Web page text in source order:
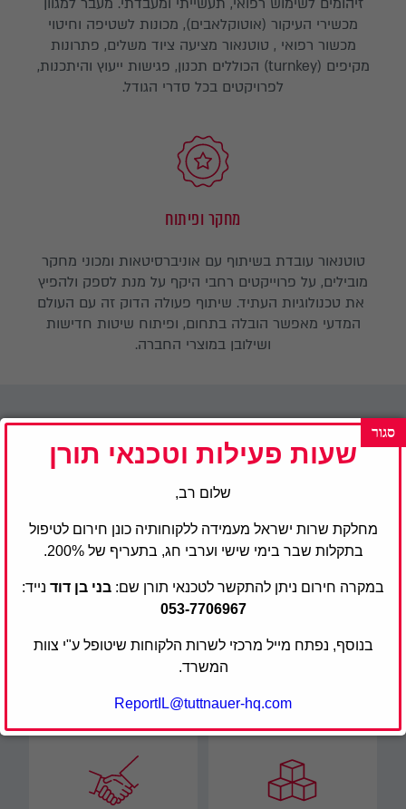
זיהומים לשימוש רפואי, תעשייתי ומעבדתי. מעבר למגוון
מכשירי העיקור (אוטוקלאבים), מכונות לשטיפה וחיטוי
מכשור רפואי , טוטנאור מציעה ציוד משלים, פתרונות
מקיפים (turnkey) הכוללים תכנון, פגישות ייעוץ והיתכנות,
לפרויקטים בכל סדרי הגודל.
מחקר ופיתוח
טוטנאור עובדת בשיתוף עם אוניברסיטאות ומכוני מחקר
מובילים, על פרוייקטים רחבי היקף על מנת לספק ולהפיץ
את טכנולוגיות העתיד. שיתוף פעולה הדוק זה עם העולם
המדעי מאפשר הובלה בתחום, ופיתוח שיטות חדישות
ושילובן במוצרי החברה.
שליחות וערכים
אנו מחויבים לספק ללקוחותינו פתרונות סטריליזציה ובקרת
אמינים, בטוחים וחדשניים
המפתח להצלחה ושותפות ארוכת שנים עם
לקוחותינו.
טוטנאור מתמקדת אך ורק במוצרים באיכות גבוהה,
מיוצרים במתקנים חדישים, עם חומרי גלם וחלקי חילוף
שעות פעילות וטכנאי תורן
שלום רב,
מחלקת שרות ישראל מעמידה ללקוחותיה כונן חירום לטיפול
בתקלות שבר בימי שישי וערבי חג, בתעריף של 200%.
במקרה חירום ניתן להתקשר לטכנאי תורן שם: בני בן דוד נייד:
053-7706967
בנוסף, נפתח מייל מרכזי לשרות הלקוחות שיטופל ע"י צוות
המשרד.
ReportIL@tuttnauer-hq.com
תודה על שיתוף הפעולה.